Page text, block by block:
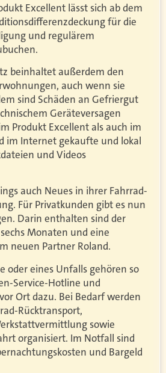
Excellent lässt sich ab dem
für die
und regulärem
beinhaltet außerdem den
auch wenn sie
sind Schäden an Gefriergut
Geräteversagen
Produkt Excellent als auch im
im Internet gekaufte und lokal
und Videos
auch Neues in ihrer Fahrrad-
Für Privatkunden gibt es nun
Darin enthalten sind der
Monaten und eine
neuen Partner Roland.
oder eines Unfalls gehören so
Service-Hotline und
Ort dazu. Bei Bedarf werden
Rücktransport,
sowie
organisiert. Im Notfall sind
und Bargeld